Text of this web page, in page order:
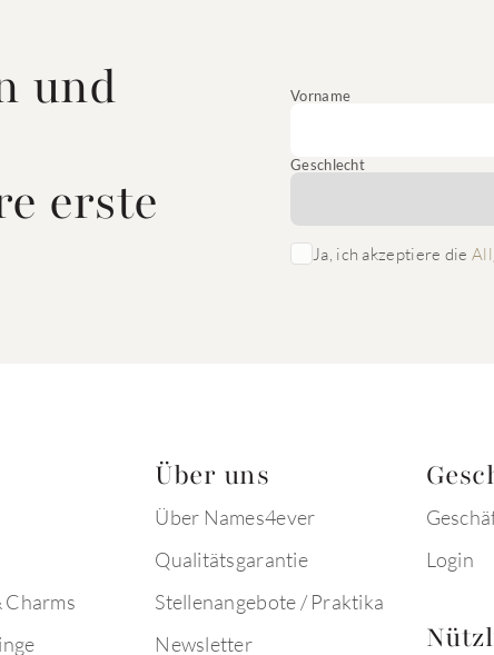
und
erste
Vorname
Geschlecht
Ja, ich akzeptiere die
Charms
Über uns
Über Names4ever
Qualitätsgarantie
Stellenangebote / Praktika
Newsletter
Login